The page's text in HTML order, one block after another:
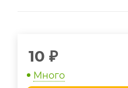
10 ₽
Много